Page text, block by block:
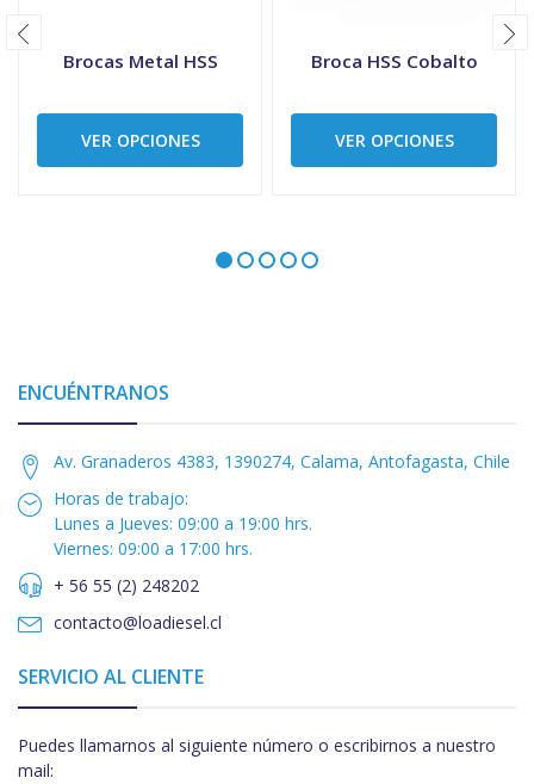
Brocas Metal HSS
VER OPCIONES
Broca HSS Cobalto
VER OPCIONES
ENCUÉNTRANOS
Av. Granaderos 4383, 1390274, Calama, Antofagasta, Chile
Horas de trabajo:
Lunes a Jueves: 09:00 a 19:00 hrs.
Viernes: 09:00 a 17:00 hrs.
+ 56 55 (2) 248202
contacto@loadiesel.cl
SERVICIO AL CLIENTE
Puedes llamarnos al siguiente número o escribirnos a nuestro
mail: